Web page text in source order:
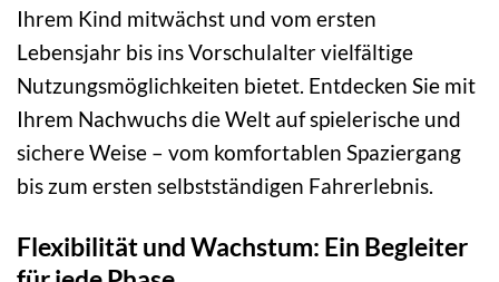
Ihrem Kind mitwächst und vom ersten
Lebensjahr bis ins Vorschulalter vielfältige
Nutzungsmöglichkeiten bietet. Entdecken Sie mit
Ihrem Nachwuchs die Welt auf spielerische und
sichere Weise – vom komfortablen Spaziergang
bis zum ersten selbstständigen Fahrerlebnis.
Flexibilität und Wachstum: Ein Begleiter